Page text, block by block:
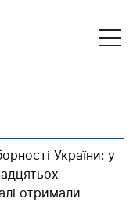
України: у
отримали